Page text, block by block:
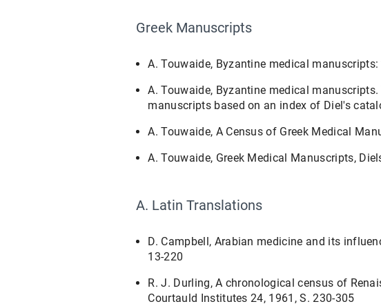
Greek Manuscripts
A. Touwaide, Byzantine medical
A. Touwaide, Byzantine medical
manuscripts based on an index of Diel's
A. Touwaide, A Census of Greek Medical
A. Touwaide, Greek Medical Manuscripts,
A. Latin Translations
D. Campbell, Arabian medicine and its
13-220
R. J. Durling, A chronological census of
Courtauld Institutes 24, 1961, S. 230-305